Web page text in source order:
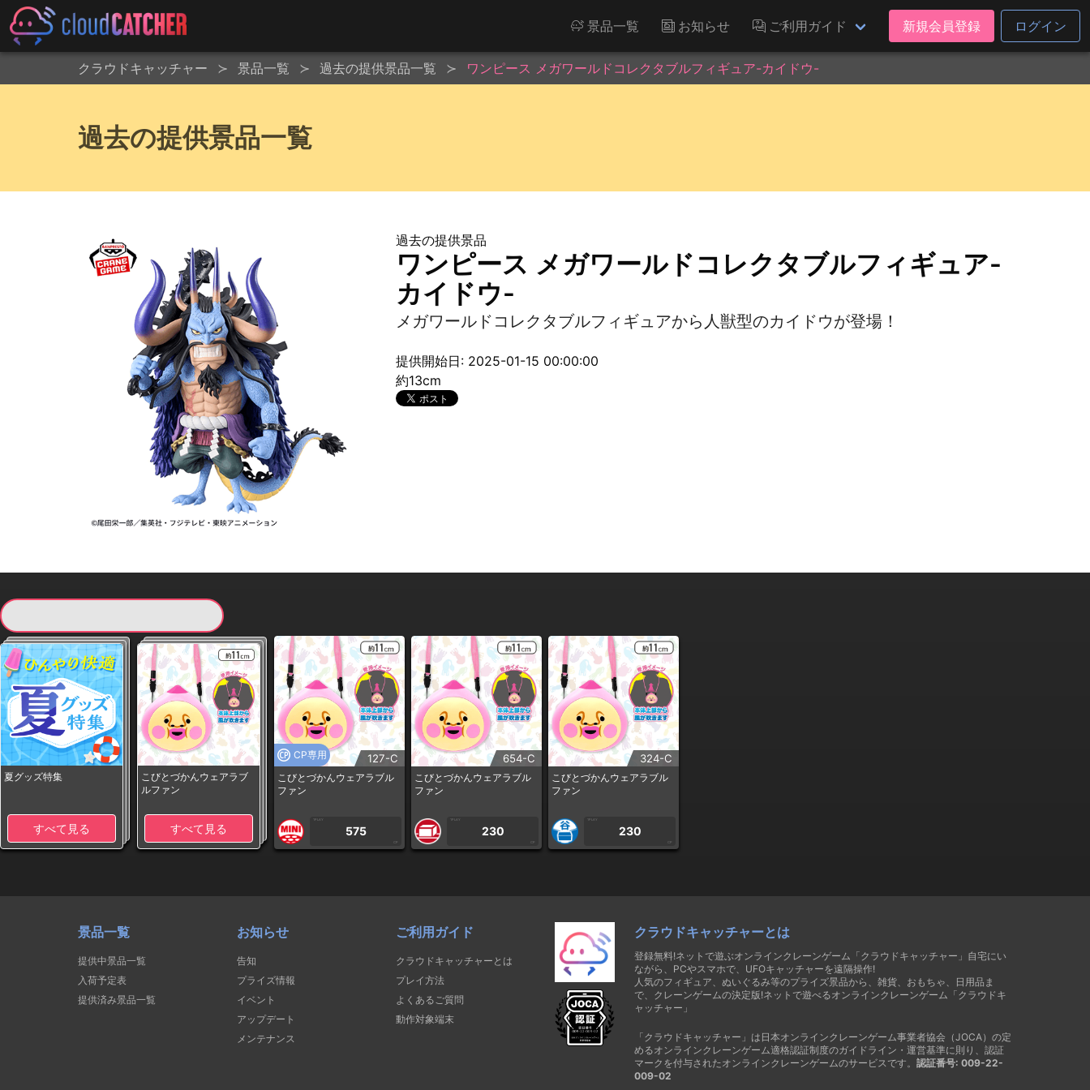
景品一覧 お知らせ ご利用ガイド 新規会員登録 ログイン
クラウドキャッチャー 景品一覧 過去の提供景品一覧 ワンピース メガワールドコレクタブルフィギュア-カイドウ-
過去の提供景品一覧
過去の提供景品
ワンピース メガワールドコレクタブルフィギュア-
カイドウ-
メガワールドコレクタブルフィギュアから人獣型のカイドウが登場！
提供開始日: 2025-01-15 00:00:00
約13cm
夏グッズ特集
すべて見る
こびとづかんウェアラブ
ルファン
すべて見る
CP専用 127-C
こびとづかんウェアラブル
ファン
1PLAY
575
CP
654-C
こびとづかんウェアラブル
ファン
1PLAY
230
CP
324-C
こびとづかんウェアラブル
ファン
1PLAY
230
CP
景品一覧
提供中景品一覧
入荷予定表
提供済み景品一覧
お知らせ
告知
プライズ情報
イベント
アップデート
メンテナンス
ご利用ガイド
クラウドキャッチャーとは
プレイ方法
よくあるご質問
動作対象端末
クラウドキャッチャーとは
登録無料!ネットで遊ぶオンラインクレーンゲーム「クラウドキャッチャー」自宅にい
ながら、PCやスマホで、UFOキャッチャーを遠隔操作!
人気のフィギュア、ぬいぐるみ等のプライズ景品から、雑貨、おもちゃ、日用品ま
で、クレーンゲームの決定版!ネットで遊べるオンラインクレーンゲーム「クラウドキ
ャッチャー」
「クラウドキャッチャー」は日本オンラインクレーンゲーム事業者協会（JOCA）の定
めるオンラインクレーンゲーム適格認証制度のガイドライン・運営基準に則り、認証
マークを付与されたオンラインクレーンゲームのサービスです。 認証番号: 009-22-
009-02